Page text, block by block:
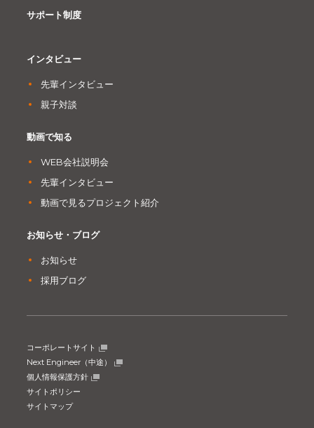
サポート制度
インタビュー
先輩インタビュー
親子対談
動画で知る
WEB会社説明会
先輩インタビュー
動画で見るプロジェクト紹介
お知らせ・ブログ
お知らせ
採用ブログ
コーポレートサイト
Next Engineer（中途）
個人情報保護方針
サイトポリシー
サイトマップ